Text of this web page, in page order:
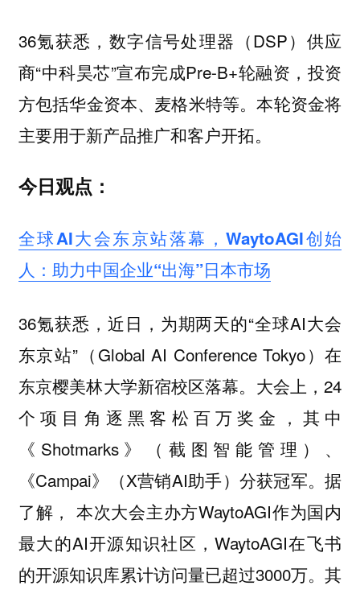
36氪获悉，数字信号处理器（DSP）供应
商“中科昊芯”宣布完成Pre-B+轮融资，投资
方包括华金资本、麦格米特等。本轮资金将
主要用于新产品推广和客户开拓。
今日观点：
全球AI大会东京站落幕，WaytoAGI创始
人：助力中国企业“出海”日本市场
36氪获悉，近日，为期两天的“全球AI大会
东京站”（Global AI Conference Tokyo）在
东京樱美林大学新宿校区落幕。大会上，24
个项目角逐黑客松百万奖金，其中
《Shotmarks》（截图智能管理）、
《Campai》（X营销AI助手）分获冠军。据
了解， 本次大会主办方WaytoAGI作为国内
最大的AI开源知识社区，WaytoAGI在飞书
的开源知识库累计访问量已超过3000万。其